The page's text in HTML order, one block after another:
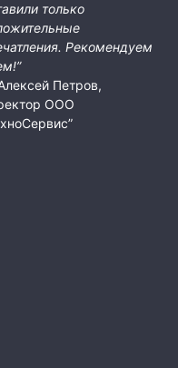
только
Рекомендуем
Петров,
ООО